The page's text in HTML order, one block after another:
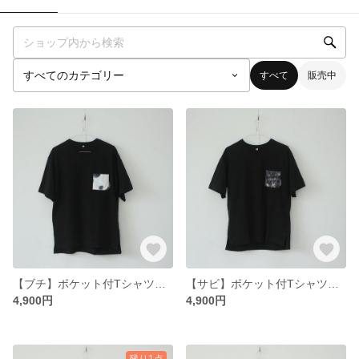
すべて 販売中
4,900円
4,900円